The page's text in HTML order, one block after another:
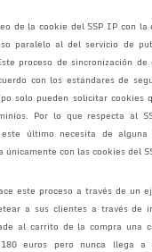
de la cookie del SSP IP con la
paralelo al del servicio de
proceso de sincronización de
con los estándares de
solo pueden solicitar cookies
Por lo que respecta al
último necesita de
con las cookies del
este proceso a través de un
a sus clientes a través de
al carrito de la compra una
euros pero nunca llega a